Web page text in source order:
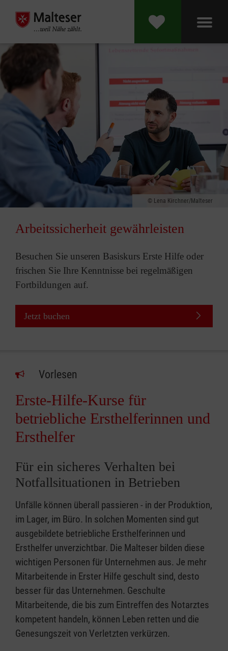
Lena Kirchner/Malteser
Arbeitssicherheit gewährleisten
Besuchen Sie unseren Basiskurs Erste Hilfe oder
frischen Sie Ihre Kenntnisse bei regelmäßigen
Fortbildungen auf.
Jetzt buchen
Vorlesen
Erste-Hilfe-Kurse für
betriebliche Ersthelferinnen und
Ersthelfer
Für ein sicheres Verhalten bei
Notfallsituationen in Betrieben
Unfälle können überall passieren - in der Produktion,
im Lager, im Büro. In solchen Momenten sind gut
ausgebildete betriebliche Ersthelferinnen und
Ersthelfer unverzichtbar. Die Malteser bilden diese
wichtigen Personen für Unternehmen aus. Je mehr
Mitarbeitende in Erster Hilfe geschult sind, desto
besser für das Unternehmen. Geschulte
Mitarbeitende, die bis zum Eintreffen des Notarztes
kompetent handeln, können Leben retten und die
Genesungszeit von Verletzten verkürzen.